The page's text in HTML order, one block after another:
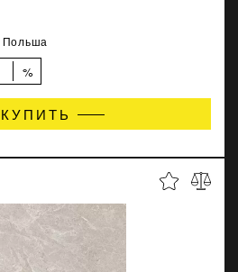
Польша
%
КУПИТЬ